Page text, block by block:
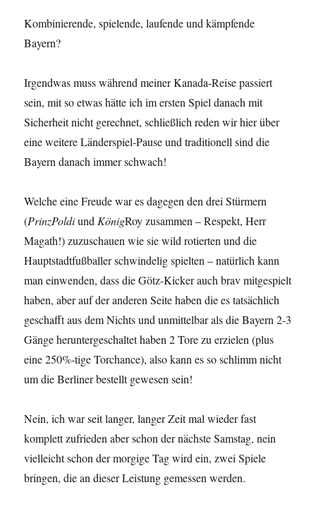
Kombinierende, spielende, laufende und kämpfende
Bayern?
Irgendwas muss während meiner Kanada-Reise passiert
sein, mit so etwas hätte ich im ersten Spiel danach mit
Sicherheit nicht gerechnet, schließlich reden wir hier über
eine weitere Länderspiel-Pause und traditionell sind die
Bayern danach immer schwach!
Welche eine Freude war es dagegen den drei Stürmern
(PrinzPoldiundKönigRoy zusammen – Respekt, Herr
Magath!) zuzuschauen wie sie wild rotierten und die
Hauptstadtfußballer schwindelig spielten – natürlich kann
man einwenden, dass die Götz-Kicker auch brav mitgespielt
haben, aber auf der anderen Seite haben die es tatsächlich
geschafft aus dem Nichts und unmittelbar als die Bayern 2-3
Gänge heruntergeschaltet haben 2 Tore zu erzielen (plus
eine 250%-tige Torchance), also kann es so schlimm nicht
um die Berliner bestellt gewesen sein!
Nein, ich war seit langer, langer Zeit mal wieder fast
komplett zufrieden aber schon der nächste Samstag, nein
vielleicht schon der morgige Tag wird ein, zwei Spiele
bringen, die an dieser Leistung gemessen werden.